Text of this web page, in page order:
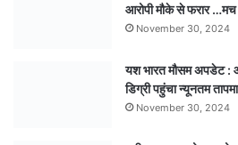
आरोपी मौके से फरार
November 30, 2024
यश भारत मौसम अपडेट :
डिग्री पहुंचा न्यूनतम
November 30, 2024